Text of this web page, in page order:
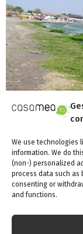
We use technologies
information. We do
(non-) personalized
process data such as
consenting or
and functions.
„O nouă
litoralul